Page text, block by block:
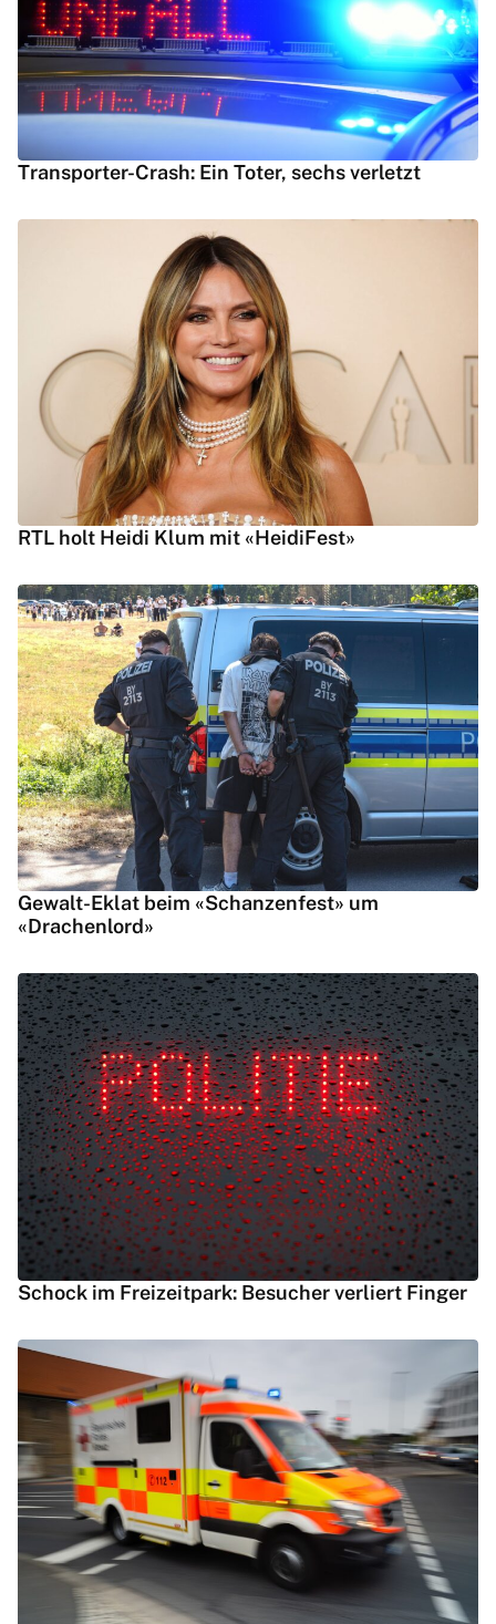
Transporter-Crash: Ein Toter, sechs verletzt
RTL holt Heidi Klum mit «HeidiFest»
Gewalt-Eklat beim «Schanzenfest» um
«Drachenlord»
Schock im Freizeitpark: Besucher verliert Finger